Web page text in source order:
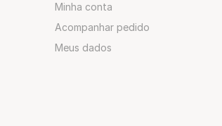
Minha conta
Acompanhar pedido
Meus dados